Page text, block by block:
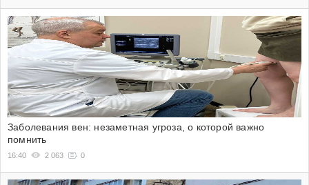
Заболевания вен: незаметная угроза, о которой важно
помнить
16:40 2 063 0